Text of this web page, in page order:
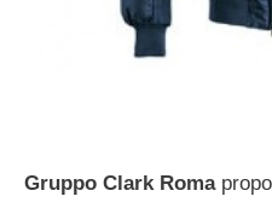
Gruppo Clark Roma